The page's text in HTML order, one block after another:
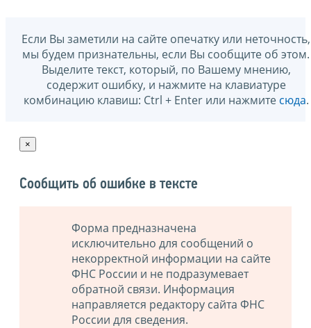
Если Вы заметили на сайте опечатку или неточность,
мы будем признательны, если Вы сообщите об этом.
Выделите текст, который, по Вашему мнению,
содержит ошибку, и нажмите на клавиатуре
комбинацию клавиш: Ctrl + Enter или нажмите сюда.
×
Сообщить об ошибке в тексте
Форма предназначена
исключительно для сообщений о
некорректной информации на сайте
ФНС России и не подразумевает
обратной связи. Информация
направляется редактору сайта ФНС
России для сведения.